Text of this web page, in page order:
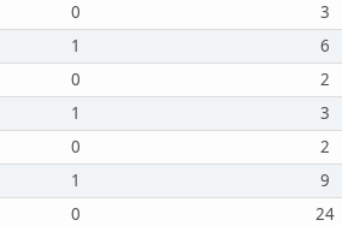
0 3
1 6
0 2
1 3
0 2
1 9
0 24